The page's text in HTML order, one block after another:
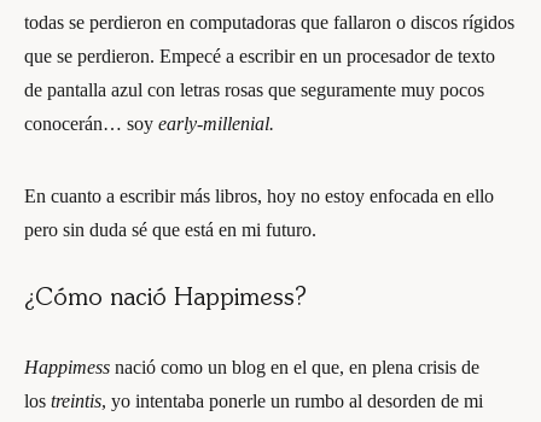
todas se perdieron en computadoras que fallaron o discos rígidos
que se perdieron. Empecé a escribir en un procesador de texto
de pantalla azul con letras rosas que seguramente muy pocos
conocerán… soy early-millenial.
En cuanto a escribir más libros, hoy no estoy enfocada en ello
pero sin duda sé que está en mi futuro.
¿Cómo nació Happimess?
Happimess nació como un blog en el que, en plena crisis de
los treintis, yo intentaba ponerle un rumbo al desorden de mi